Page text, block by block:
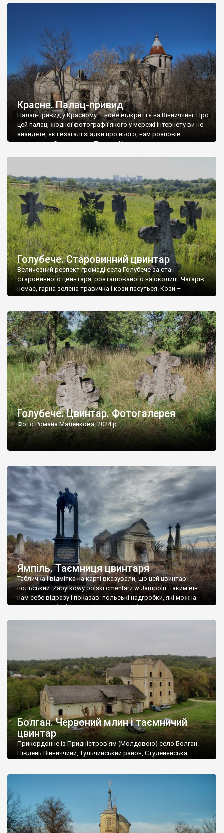
Красне. Палац-привид
Палац-привид у Красному – нове відкриття на Вінниччині. Про
цей палац, жодної фотографії якого у мережі інтернету ви не
знайдете, як і взагалі згадки про нього, нам розповів
мешканець Самгородка. Палац у Красному вразив не лише
Голубече. Старовинний цвинтар
Величезний респект громаді села Голубече за стан
старовинного цвинтаря, розташованого на околиці. Чагарів
немає, гарна зелена травичка і кози пасуться. Кози –
найкращий регулятор шкідливої, для старих кладовищ,
бруньками, кози ті бруньки обгризають, бо то улюблений
делікатес. На цвинтарі у Голубечому ціла колекція
різноманітних форм хрестів. Село відносно невелике, […]
Голубече. Цвинтар. Фотогалерея
Фото Романа Маленкова, 2024 р.
Ямпіль. Таємниця цвинтаря
Табличка і відмітка на карті вказували, що цей цвинтар
польський. Zabytkowy polski cmentarz w Jampolu. Таким він
нам себе відразу і показав: польські надгробки, які можна
віднести до фабричних, польські епітафії… Загалом цвинтар
Болган. Червоний млин і таємничий
цвинтар
Прикордонне із Придністров’ям (Молдовою) село Болган.
Південь Вінниччини, Тульчинський район, Студенянська
старовинний цвинтар із кам’яними хрестами. Всі епітафії, які
збереглися, написані кирилицею, церковнослов’янською
мовою. За всіма традиційними ознаками – цвинтар
український. Хрести датуються 19 століттям. У 1924-1940
роках Болган […]